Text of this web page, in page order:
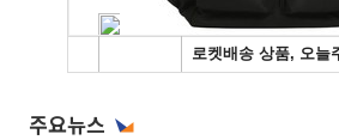
주요뉴스